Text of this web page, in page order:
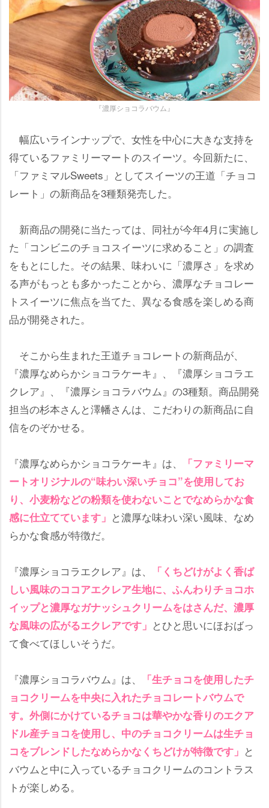
『濃厚ショコラバウム』
幅広いラインナップで、女性を中心に大きな支持を
得ているファミリーマートのスイーツ。今回新たに、
「ファミマルSweets」としてスイーツの王道「チョコ
レート」の新商品を3種類発売した。
新商品の開発に当たっては、同社が今年4月に実施し
た「コンビニのチョコスイーツに求めること」の調査
をもとにした。その結果、味わいに「濃厚さ」を求め
る声がもっとも多かったことから、濃厚なチョコレー
トスイーツに焦点を当てた、異なる食感を楽しめる商
品が開発された。
そこから生まれた王道チョコレートの新商品が、
『濃厚なめらかショコラケーキ』、『濃厚ショコラエ
クレア』、『濃厚ショコラバウム』の3種類。商品開発
担当の杉本さんと澤幡さんは、こだわりの新商品に自
信をのぞかせる。
『濃厚なめらかショコラケーキ』は、
「ファミリーマ
ートオリジナルの“味わい深いチョコ”を使用してお
り、小麦粉などの粉類を使わないことでなめらかな食
感に仕立てています」 と濃厚な味わい深い風味、なめ
らかな食感が特徴だ。
『濃厚ショコラエクレア』は、
「くちどけがよく香ば
しい風味のココアエクレア生地に、ふんわりチョコホ
イップと濃厚なガナッシュクリームをはさんだ、濃厚
な風味の広がるエクレアです」 とひと思いにほおばっ
て食べてほしいそうだ。
『濃厚ショコラバウム』は、
「生チョコを使用したチ
ョコクリームを中央に入れたチョコレートバウムで
す。外側にかけているチョコは華やかな香りのエクア
ドル産チョコを使用し、中のチョコクリームは生チョ
コをブレンドしたなめらかなくちどけが特徴です」 と
バウムと中に入っているチョコクリームのコントラス
トが楽しめる。